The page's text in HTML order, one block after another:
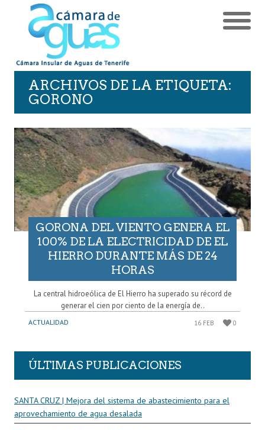
ARCHIVOS DE LA ETIQUETA:
GORONO
GORONA DEL VIENTO GENERA EL
100% DE LA ELECTRICIDAD DE EL
HIERRO DURANTE MÁS DE 24
HORAS
La central hidroeólica de El Hierro ha superado su récord de
generar el cien por ciento de la energía de..
ACTUALIDAD 16 FEB 0
ÚLTIMAS PUBLICACIONES
SANTA CRUZ | Mejora del sistema de abastecimiento para el
aprovechamiento de agua desalada